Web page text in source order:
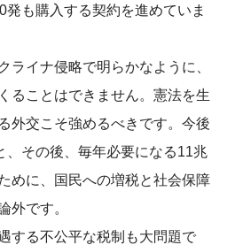
発も購入する契約を進めていま
イナ侵略で明らかなように、
ることはできません。憲法を生
外交こそ強めるべきです。今後
、その後、毎年必要になる11兆
めに、国民への増税と社会保障
外です。
する不公平な税制も大問題で